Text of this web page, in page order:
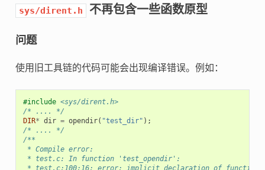
sys/dirent.h 不再包含一些函数原型
问题
使用旧工具链的代码可能会出现编译错误。例如：
#include <sys/dirent.h>
/* .... */
DIR* dir = opendir( "test_dir" );
/* .... */
/**
* Compile error:
* test.c: In function 'test_opendir':
* test.c:100:16: error: implicit declaration of function